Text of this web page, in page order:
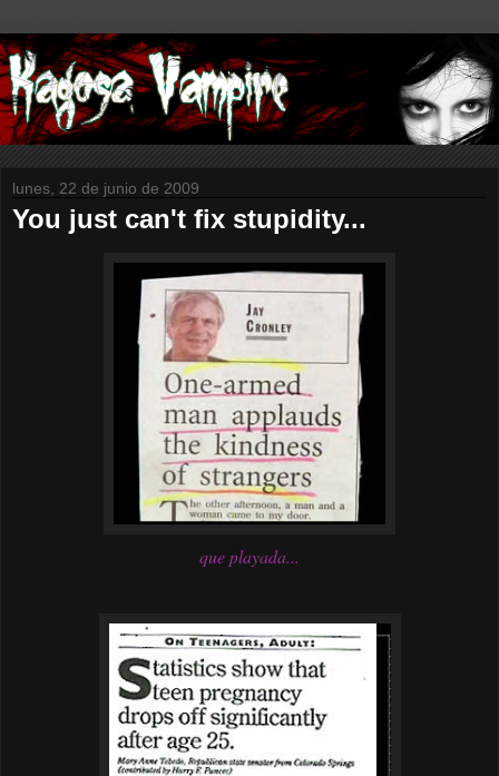
lunes, 22 de junio de 2009
You just can't fix stupidity...
que playada...